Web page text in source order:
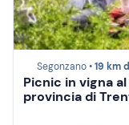
Segonzano •19 km
Picnic in vigna
provincia di